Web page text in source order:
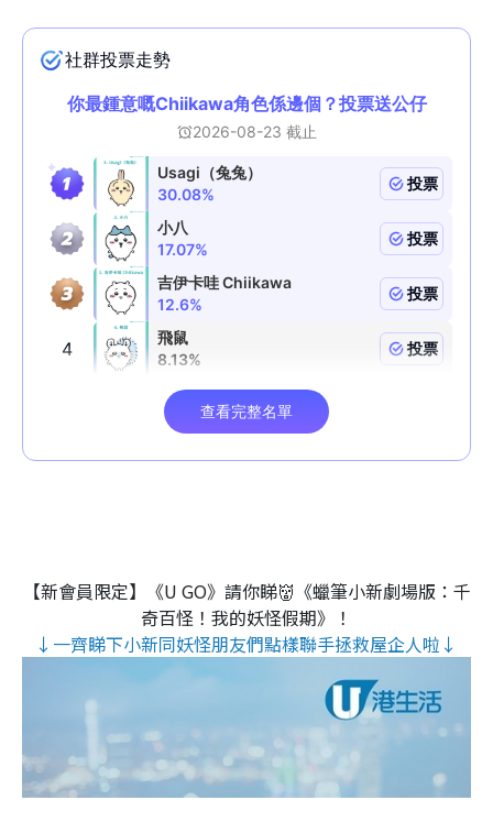
【新會員限定】《U GO》請你睇👹《蠟筆小新劇場版：千
奇百怪！我的妖怪假期》！
↓一齊睇下小新同妖怪朋友們點樣聯手拯救屋企人啦↓